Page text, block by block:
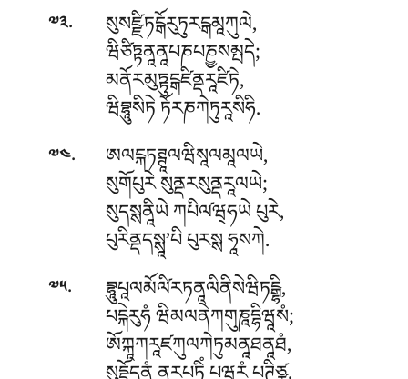
༧༣. སུསཛྫིཏངྒོརུཏུརངྒམཱཀུལེ,
ཝིཙིཏྟནཱནཱཔཎཔཎྱསམྤདེ;
མནོརམུཏྟུངྒཛིནྡརཱཛིཏེ,
ཝིབྷཱུསིཏེ ཏོརཎཀེཏུརཱསིཧི.
༧༤. ཨལངྐཏཊྚཱལཝིསཱལམཱལཡེ,
སུགོཔུརེ སུནྡརསུནྡརཱལཡེ;
སུདསྶནཱིཡེ ཀཔིལ༹ཝ྄ཧཡེ པུརེ,
པུརིནྡདསྶཱ’པི པུརསྶ ཧཱསཀེ.
༧༥. བྷཱུཔཱལམོལི༹རཏནཱལིནིསེཝིཏངྒྷི,
པངྐེརུཧཾ ཝིམལནེཀགུཎཱདྷིཝཱསཾ;
ཨོཀྐཱཀརཱཛཀུལཀེཏུམནཱཐནཱཐཾ,